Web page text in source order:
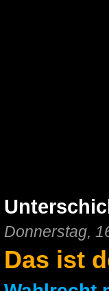
Donnerstag,
Das ist